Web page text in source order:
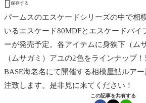
 保存する
パームスのエスケードシリーズの中で相
いるエスケード80MDFとエスケードバイ
ーが発売予定。各アイテムに身狭下（ム
（ムサガミ）アユの2色をラインナップ
BASE海老名にて開催する相模屋鮎ルア
注致します。是非見に来てください！
この記事を共有する